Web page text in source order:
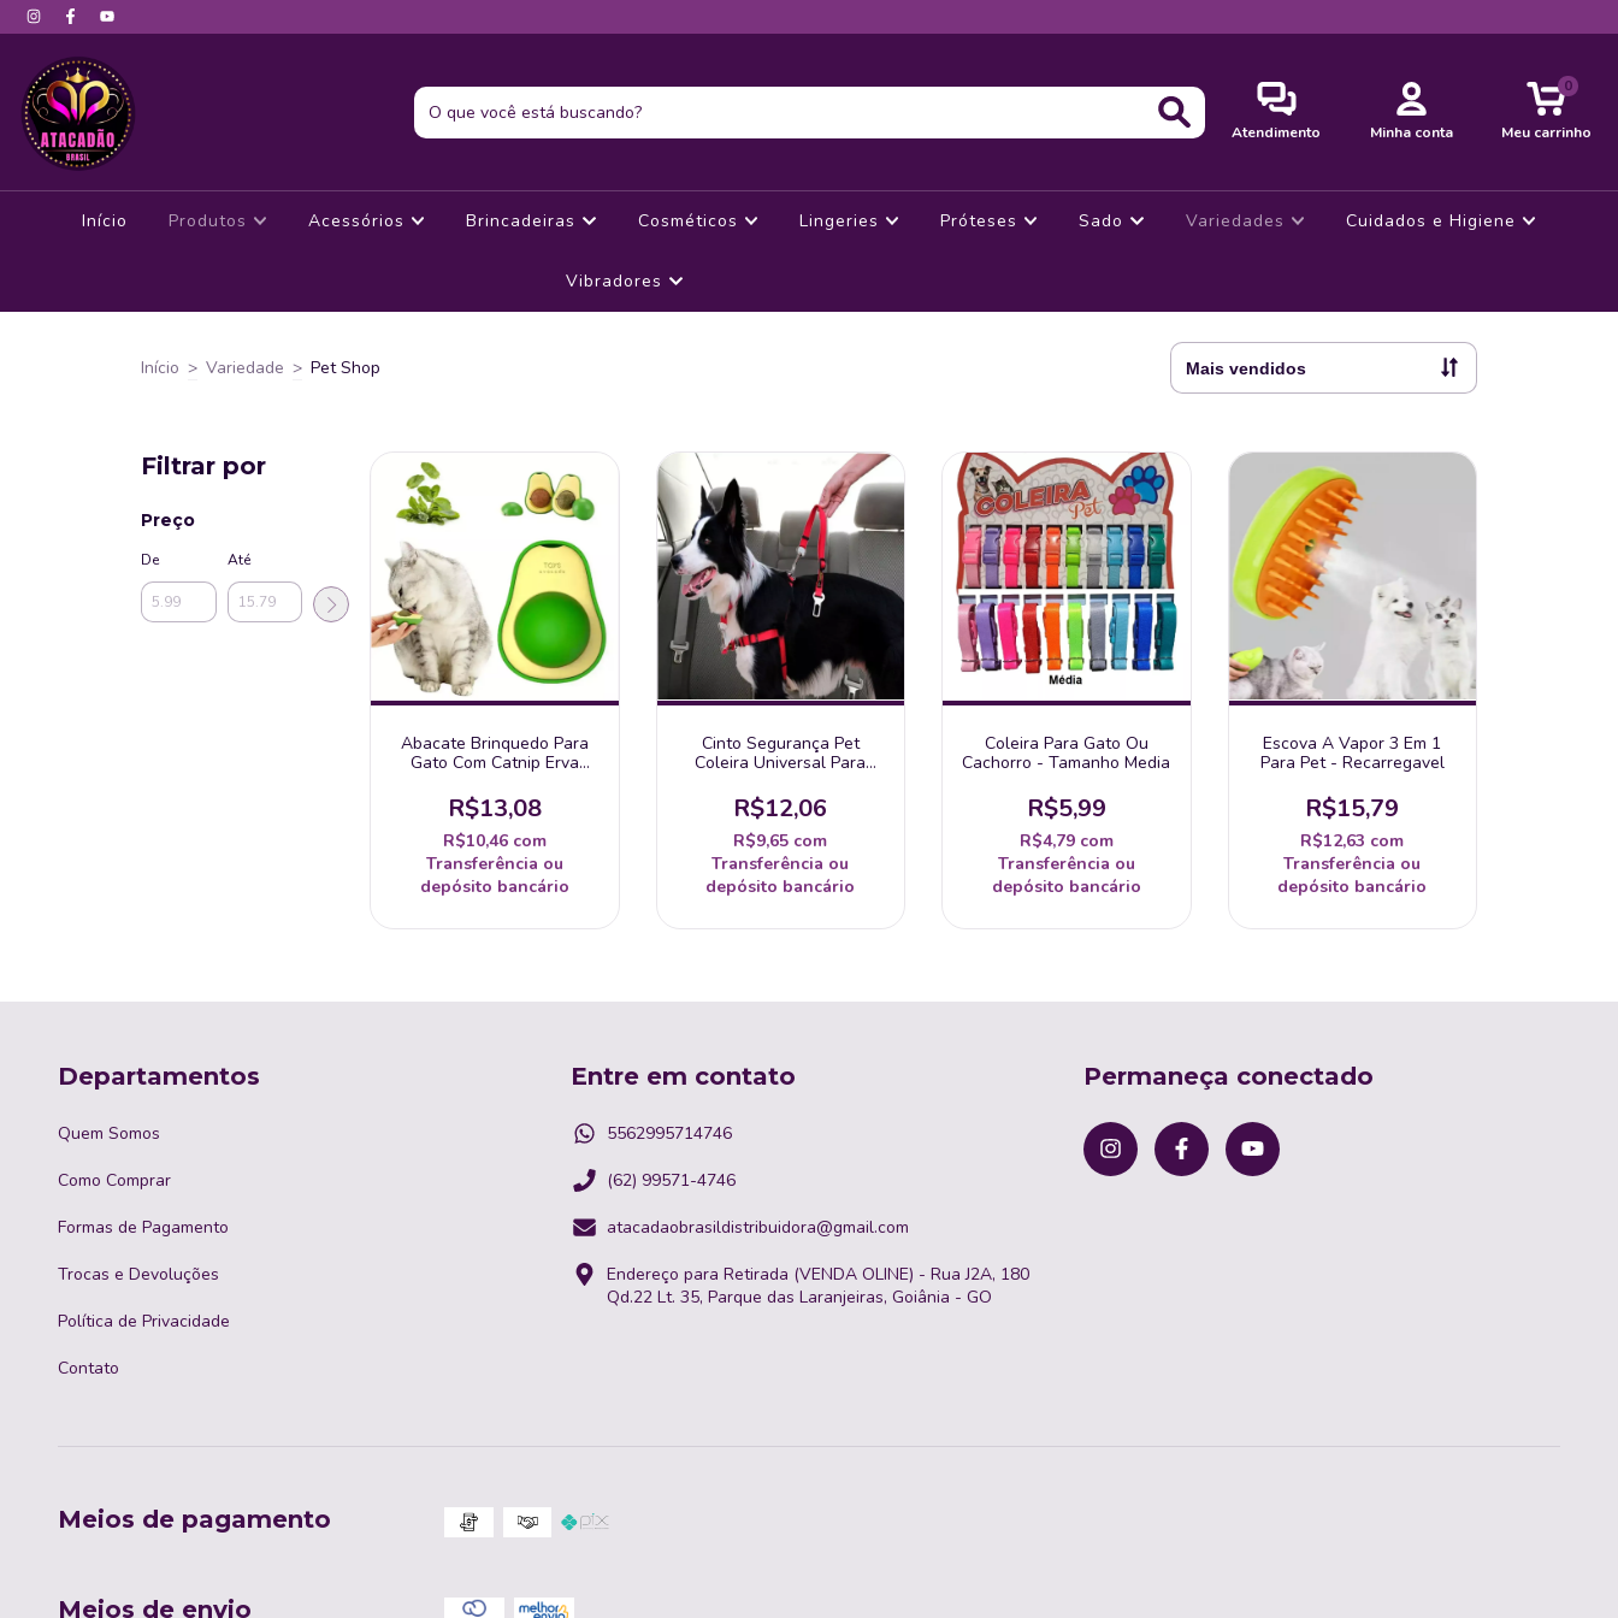
Atendimento Minha conta Meu carrinho
0
Início Produtos Acessórios Brincadeiras Cosméticos Lingeries Próteses Sado Variedades Cuidados e Higiene
Vibradores
Início > Variedade > Pet Shop
Filtrar por
Preço
De Até
Abacate Brinquedo Para
Gato Com Catnip Erva
R$13,08
R$10,46 com
Transferência ou
depósito bancário
Cinto Segurança Pet
Coleira Universal Para
R$12,06
R$9,65 com
Transferência ou
depósito bancário
Coleira Para Gato Ou
Cachorro - Tamanho Media
R$5,99
R$4,79 com
Transferência ou
depósito bancário
Escova A Vapor 3 Em 1
Para Pet - Recarregavel
R$15,79
R$12,63 com
Transferência ou
depósito bancário
Departamentos
Quem Somos
Como Comprar
Formas de Pagamento
Trocas e Devoluções
Política de Privacidade
Contato
Entre em contato
5562995714746
(62) 99571-4746
atacadaobrasildistribuidora@gmail.com
Endereço para Retirada (VENDA OLINE) - Rua J2A, 180
Qd.22 Lt. 35, Parque das Laranjeiras, Goiânia - GO
Permaneça conectado
Meios de pagamento
Meios de envio